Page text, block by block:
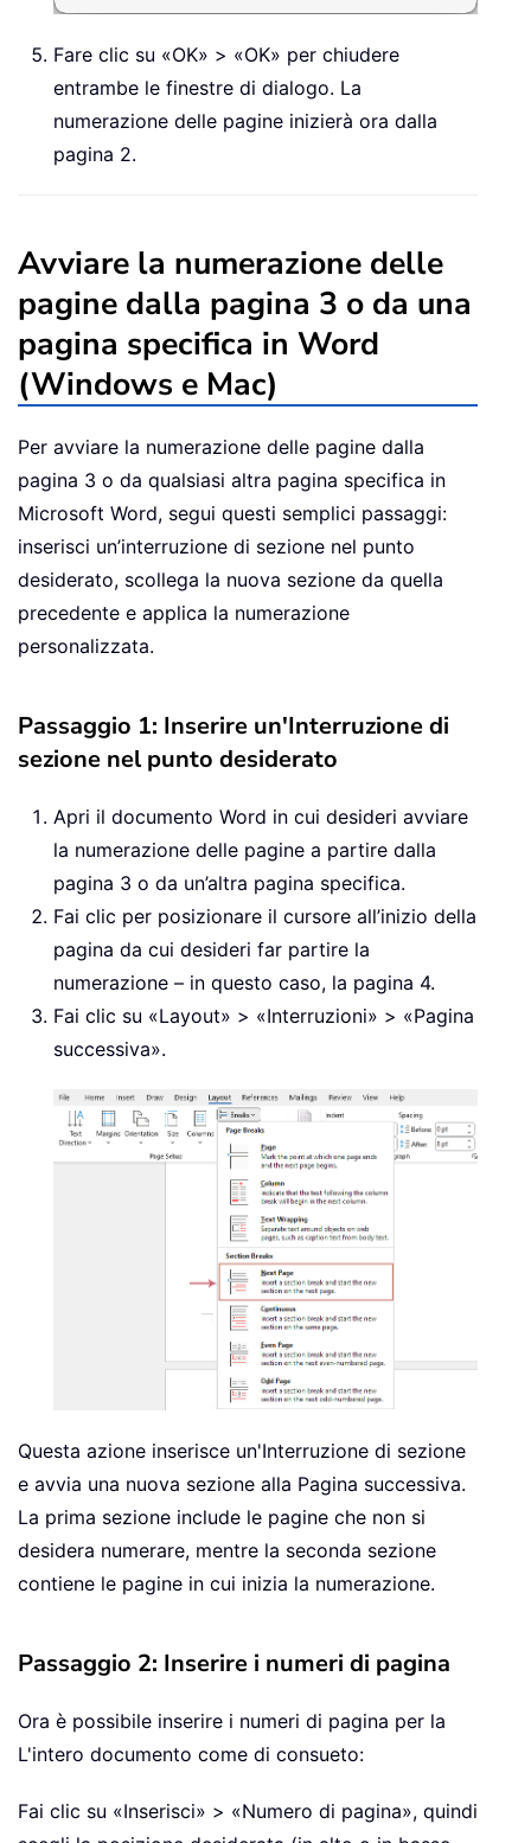
Fare clic su «OK» > «OK» per chiudere
entrambe le finestre di dialogo. La
numerazione delle pagine inizierà ora dalla
pagina 2.
Avviare la numerazione delle
pagine dalla pagina 3 o da una
pagina specifica in Word
(Windows e Mac)
Per avviare la numerazione delle pagine dalla
pagina 3 o da qualsiasi altra pagina specifica in
Microsoft Word, segui questi semplici passaggi:
inserisci un’interruzione di sezione nel punto
desiderato, scollega la nuova sezione da quella
precedente e applica la numerazione
personalizzata.
Passaggio 1: Inserire un'Interruzione di
sezione nel punto desiderato
Apri il documento Word in cui desideri avviare
la numerazione delle pagine a partire dalla
pagina 3 o da un’altra pagina specifica.
Fai clic per posizionare il cursore all’inizio della
pagina da cui desideri far partire la
numerazione – in questo caso, la pagina 4.
Fai clic su «Layout» > «Interruzioni» > «Pagina
successiva».
Questa azione inserisce un'Interruzione di sezione
e avvia una nuova sezione alla Pagina successiva.
La prima sezione include le pagine che non si
desidera numerare, mentre la seconda sezione
contiene le pagine in cui inizia la numerazione.
Passaggio 2: Inserire i numeri di pagina
Ora è possibile inserire i numeri di pagina per la
L'intero documento come di consueto:
Fai clic su «Inserisci» > «Numero di pagina», quindi